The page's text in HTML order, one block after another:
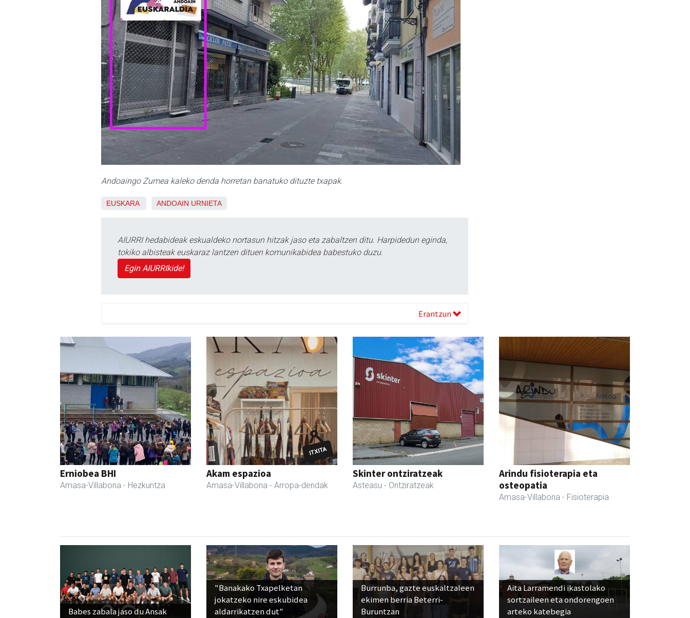
Andoaingo Zumea kaleko denda horretan banatuko dituzte txapak.
EUSKARA ANDOAIN URNIETA
AIURRI hedabideak eskualdeko nortasun hitzak jaso eta zabaltzen ditu. Harpidedun eginda,
tokiko albisteak euskaraz lantzen dituen komunikabidea babestuko duzu.
Egin AIURRIkide!
Erantzun
Erniobea BHI
Amasa-Villabona - Hezkuntza
Akam espazioa
Amasa-Villabona - Arropa-dendak
Skinter ontziratzeak
Asteasu - Ontziratzeak
Arindu fisioterapia eta
osteopatia
Amasa-Villabona - Fisioterapia
Babes zabala jaso du Ansak
"Banakako Txapelketan
jokatzeko nire eskubidea
aldarrikatzen dut"
Burrunba, gazte euskaltzaleen
ekimen berria Beterri-
Buruntzan
Aita Larramendi ikastolako
sortzaileen eta ondorengoen
arteko katebegia